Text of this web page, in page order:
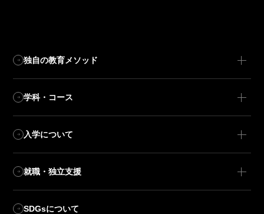
独自の教育メソッド
学科・コース
入学について
就職・独立支援
SDGsについて